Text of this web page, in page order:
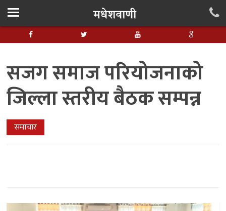
सजग समाज परियोजनाको
जिल्ला स्तरीय बैठक सम्पन्न
समाचार